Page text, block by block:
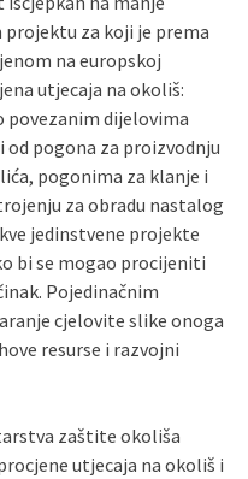
projektu za koji je prema
na europskoj
utjecaja na okoliš:
povezanim dijelovima
od pogona za proizvodnju
pogonima za klanje i
za obradu nastalog
jedinstvene projekte
bi se mogao procijeniti
Pojedinačnim
cjelovite slike onoga
resurse i razvojni
zaštite okoliša
utjecaja na okoliš i